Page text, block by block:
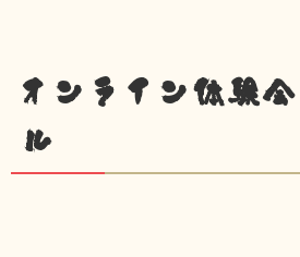
オンライン体験
ル